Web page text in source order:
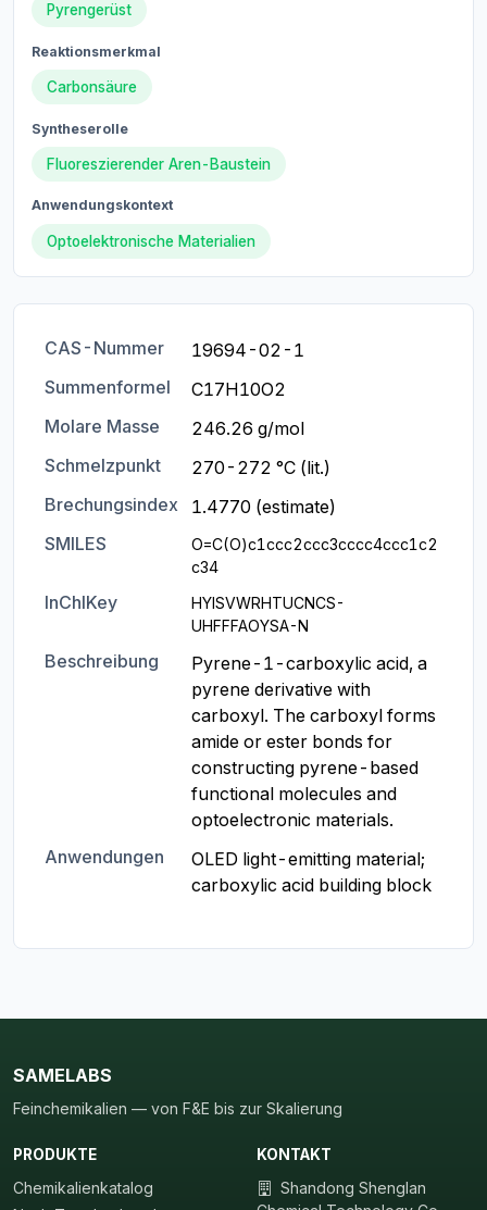
Pyrengerüst
Reaktionsmerkmal
Carbonsäure
Syntheserolle
Fluoreszierender Aren-Baustein
Anwendungskontext
Optoelektronische Materialien
CAS-Nummer
19694-02-1
Summenformel
C17H10O2
Molare Masse
246.26 g/mol
Schmelzpunkt
270-272 °C (lit.)
Brechungsindex
1.4770 (estimate)
SMILES
O=C(O)c1ccc2ccc3cccc4ccc1c2
c34
InChIKey
HYISVWRHTUCNCS-
UHFFFAOYSA-N
Beschreibung
Pyrene-1-carboxylic acid, a
pyrene derivative with
carboxyl. The carboxyl forms
amide or ester bonds for
constructing pyrene-based
functional molecules and
optoelectronic materials.
Anwendungen
OLED light-emitting material;
carboxylic acid building block
SAMELABS
Feinchemikalien — von F&E bis zur Skalierung
PRODUKTE
Chemikalienkatalog
KONTAKT
Shandong Shenglan